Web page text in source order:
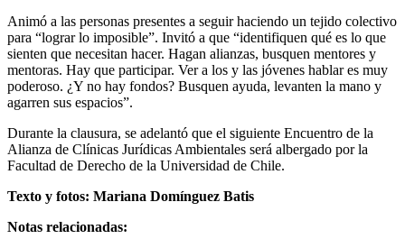
Animó a las personas presentes a seguir haciendo un tejido colectivo
para “lograr lo imposible”. Invitó a que “identifiquen qué es lo que
sienten que necesitan hacer. Hagan alianzas, busquen mentores y
mentoras. Hay que participar. Ver a los y las jóvenes hablar es muy
poderoso. ¿Y no hay fondos? Busquen ayuda, levanten la mano y
agarren sus espacios”.
Durante la clausura, se adelantó que el siguiente Encuentro de la
Alianza de Clínicas Jurídicas Ambientales será albergado por la
Facultad de Derecho de la Universidad de Chile.
Texto y fotos: Mariana Domínguez Batis
Notas relacionadas: